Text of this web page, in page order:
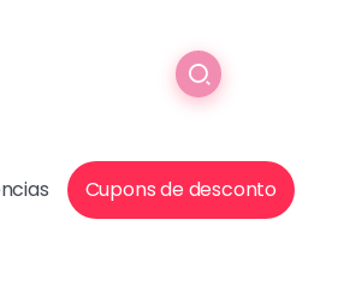
Cupons de desconto